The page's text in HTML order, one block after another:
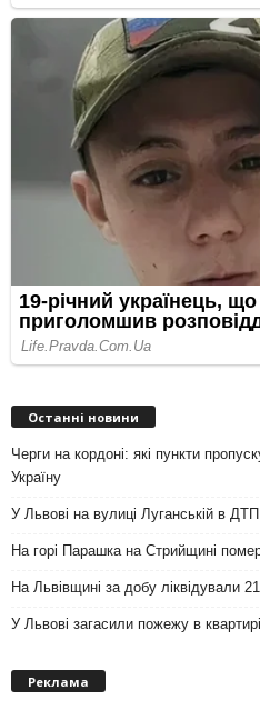
Останні новини
Черги на кордоні: які пункти
Україну
У Львові на вулиці Луганській в
На горі Парашка на Стрийщині
На Львівщині за добу ліквідували
У Львові загасили пожежу в
Реклама